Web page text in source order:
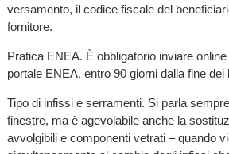
versamento, il codice fiscale del
fornitore.
Pratica ENEA. È obbligatorio inviare
portale ENEA, entro 90 giorni dalla fine dei
Tipo di infissi e serramenti. Si parla
finestre, ma è agevolabile anche la
avvolgibili e componenti vetrati – quando